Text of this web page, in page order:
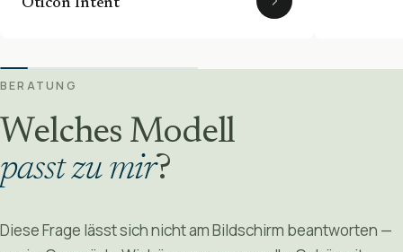
Oticon Intent
BERATUNG
Welches Modell
passt zu mir?
Diese Frage lässt sich nicht am Bildschirm beantworten —